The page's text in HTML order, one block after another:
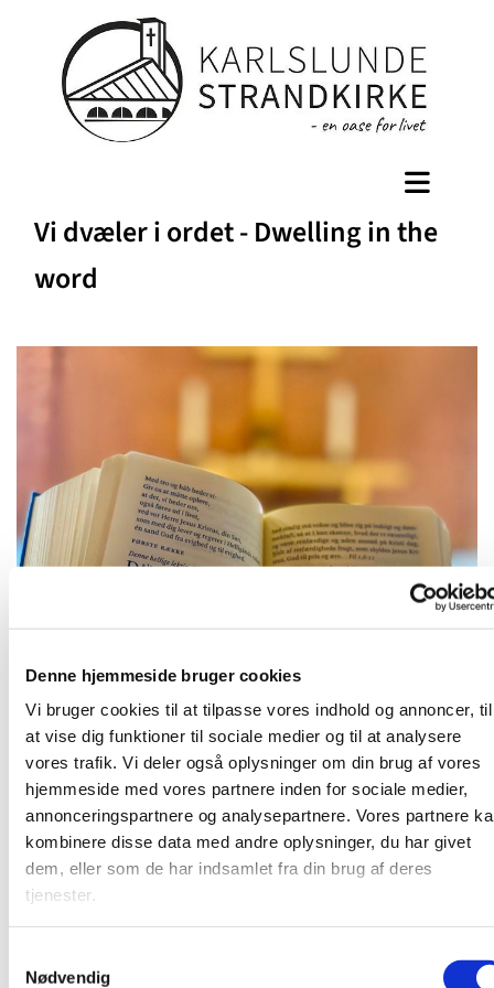
Denne hjemmeside bruger cookies
Vi bruger cookies til at tilpasse vores indhold og annoncer, til
at vise dig funktioner til sociale medier og til at analysere
vores trafik. Vi deler også oplysninger om din brug af vores
hjemmeside med vores partnere inden for sociale medier,
annonceringspartnere og analysepartnere. Vores partnere
kombinere disse data med andre oplysninger, du har givet
dem, eller som de har indsamlet fra din brug af deres
tjenester.
Nødvendig
Vi dvæler i ordet - Dwelling in the
word
Onsdag 29. september 2027, kl. 09:00
Kirkens præst gennemgår den kommende søndags tekst
og vi snakke om teksten. Herefter bøn.